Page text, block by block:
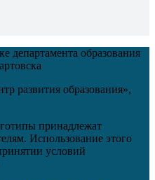
образования
развития образования»,
принадлежат
Использование этого
условий